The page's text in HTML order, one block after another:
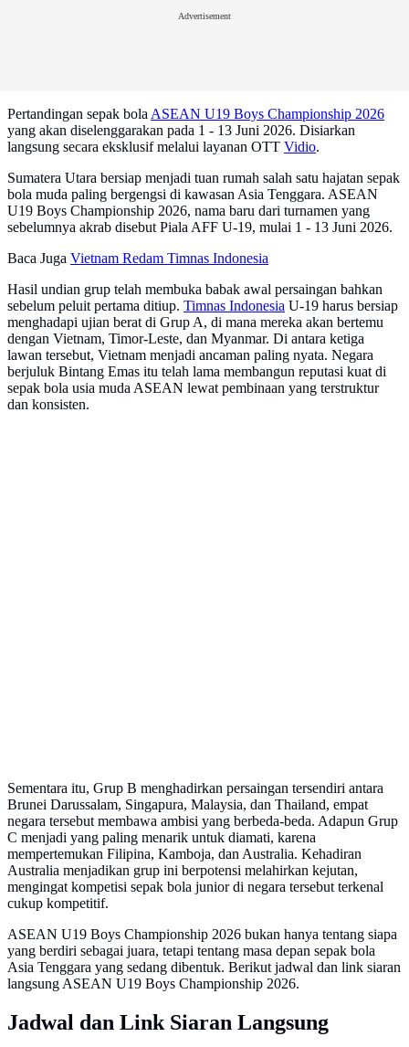
Advertisement
Pertandingan sepak bolaASEAN U19 Boys Championship 2026
yang akan diselenggarakan pada 1 - 13 Juni 2026. Disiarkan
langsung secara eksklusif melalui layanan OTT Vidio.
Sumatera Utara bersiap menjadi tuan rumah salah satu hajatan sepak
bola muda paling bergengsi di kawasan Asia Tenggara. ASEAN
U19 Boys Championship 2026, nama baru dari turnamen yang
sebelumnya akrab disebut Piala AFF U-19, mulai 1 - 13 Juni 2026.
Baca Juga Vietnam Redam Timnas Indonesia
Hasil undian grup telah membuka babak awal persaingan bahkan
sebelum peluit pertama ditiup. Timnas Indonesia U-19 harus bersiap
menghadapi ujian berat di Grup A, di mana mereka akan bertemu
dengan Vietnam, Timor-Leste, dan Myanmar. Di antara ketiga
lawan tersebut, Vietnam menjadi ancaman paling nyata. Negara
berjuluk Bintang Emas itu telah lama membangun reputasi kuat di
sepak bola usia muda ASEAN lewat pembinaan yang terstruktur
dan konsisten.
Sementara itu, Grup B menghadirkan persaingan tersendiri antara
Brunei Darussalam, Singapura, Malaysia, dan Thailand, empat
negara tersebut membawa ambisi yang berbeda-beda. Adapun Grup
C menjadi yang paling menarik untuk diamati, karena
mempertemukan Filipina, Kamboja, dan Australia. Kehadiran
Australia menjadikan grup ini berpotensi melahirkan kejutan,
mengingat kompetisi sepak bola junior di negara tersebut terkenal
cukup kompetitif.
ASEAN U19 Boys Championship 2026 bukan hanya tentang siapa
yang berdiri sebagai juara, tetapi tentang masa depan sepak bola
Asia Tenggara yang sedang dibentuk. Berikut jadwal dan link siaran
langsung ASEAN U19 Boys Championship 2026.
Jadwal dan Link Siaran Langsung